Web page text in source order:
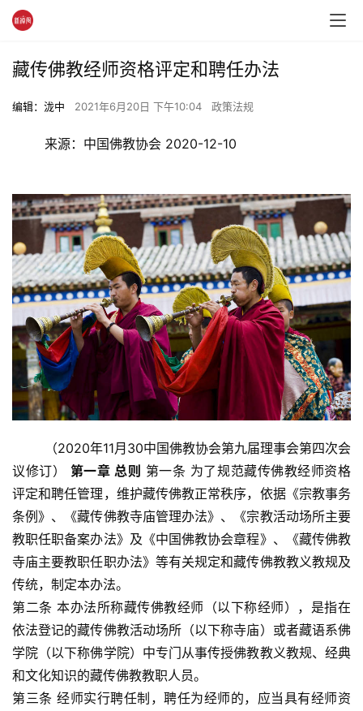
藏传佛教经师资格评定和聘任办法
编辑：泷中 2021年6月20日 下午10:04 政策法规
	来源：中国佛教协会 2020-12-10
议修订） 第一章 总则 第一条 为了规范藏传佛教经师资格
评定和聘任管理，维护藏传佛教正常秩序，依据《宗教事务
条例》、《藏传佛教寺庙管理办法》、《宗教活动场所主要
教职任职备案办法》及《中国佛教协会章程》、《藏传佛教
寺庙主要教职任职办法》等有关规定和藏传佛教教义教规及
传统，制定本办法。
第二条 本办法所称藏传佛教经师（以下称经师），是指在
依法登记的藏传佛教活动场所（以下称寺庙）或者藏语系佛
学院（以下称佛学院）中专门从事传授佛教教义教规、经典
和文化知识的藏传佛教教职人员。
第三条 经师实行聘任制，聘任为经师的，应当具有经师资